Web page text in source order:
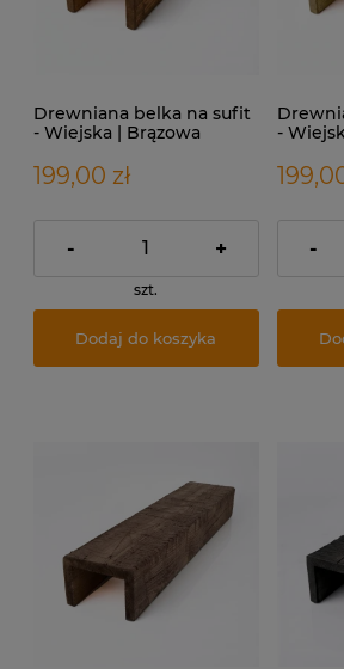
Drewniana belka na sufit
- Wiejska | Brązowa
199,00 zł
- +
szt.
Dodaj do koszyka
-
-